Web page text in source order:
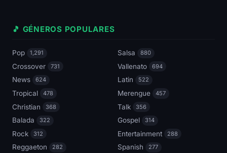
🎵 GÉNEROS POPULARES
Pop 1,291 Salsa 880
Crossover 731 Vallenato 694
News 624 Latin 522
Tropical 478 Merengue 457
Christian 368 Talk 356
Balada 322 Gospel 314
Rock 312 Entertainment 288
Reggaeton 282 Spanish 277